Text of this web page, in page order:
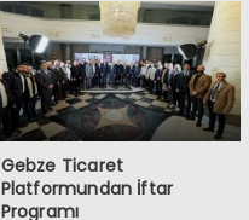
Gebze Ticaret
Platformundan İftar
Programı